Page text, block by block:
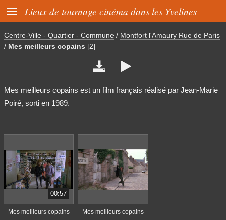
 Lieux de tournage cinéma dans les Yvelines
Centre-Ville - Quartier - Commune / Montfort l'Amaury Rue de Paris
/ Mes meilleurs copains [2]
 
Mes meilleurs copains est un film français réalisé par Jean-Marie
Poiré, sorti en 1989.
00:57
Mes meilleurs copains Mes meilleurs copains